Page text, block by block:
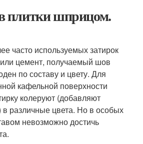
плитки шприцом.
часто используемых затирок
цемент, получаемый шов
по составу и цвету. Для
кафельной поверхности
колеруют (добавляют
различные цвета. Но в особых
невозможно достичь